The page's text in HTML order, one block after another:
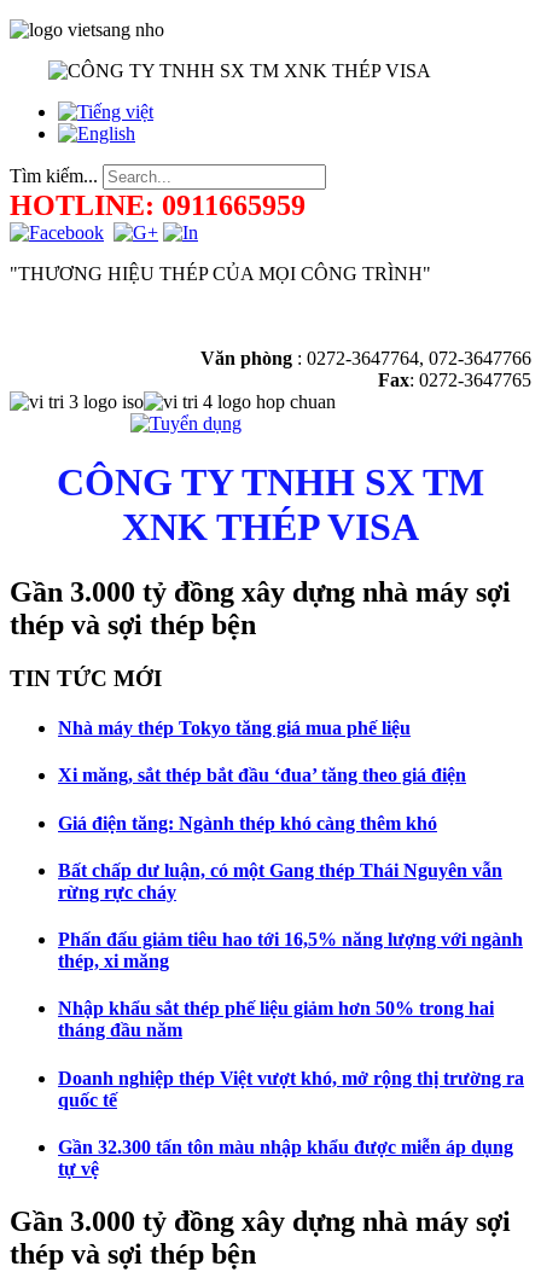
Tìm kiếm...
HOTLINE: 0911665959
"THƯƠNG HIỆU THÉP CỦA MỌI CÔNG TRÌNH"
Văn phòng : 0272-3647764, 072-3647766
Fax: 0272-3647765
CÔNG TY TNHH SX TM
XNK THÉP VISA
Gần 3.000 tỷ đồng xây dựng nhà máy sợi
thép và sợi thép bện
TIN TỨC MỚI
Nhà máy thép Tokyo tăng giá mua phế liệu
Xi măng, sắt thép bắt đầu ‘đua’ tăng theo giá điện
Giá điện tăng: Ngành thép khó càng thêm khó
Bất chấp dư luận, có một Gang thép Thái Nguyên vẫn
rừng rực cháy
Phấn đấu giảm tiêu hao tới 16,5% năng lượng với ngành
thép, xi măng
Nhập khẩu sắt thép phế liệu giảm hơn 50% trong hai
tháng đầu năm
Doanh nghiệp thép Việt vượt khó, mở rộng thị trường ra
quốc tế
Gần 32.300 tấn tôn màu nhập khẩu được miễn áp dụng
tự vệ
Gần 3.000 tỷ đồng xây dựng nhà máy sợi
thép và sợi thép bện